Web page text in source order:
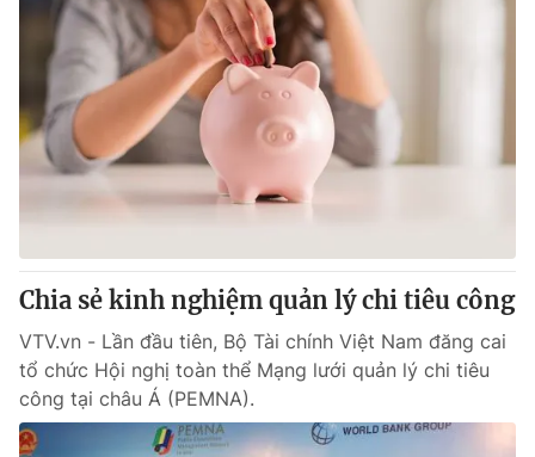
Chia sẻ kinh nghiệm quản lý chi tiêu công
VTV.vn - Lần đầu tiên, Bộ Tài chính Việt Nam đăng cai
tổ chức Hội nghị toàn thể Mạng lưới quản lý chi tiêu
công tại châu Á (PEMNA).